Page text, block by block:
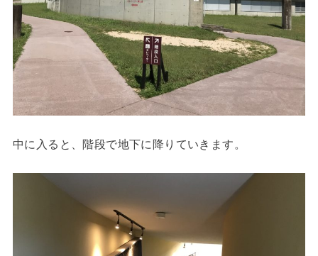
中に入ると、階段で地下に降りていきます。